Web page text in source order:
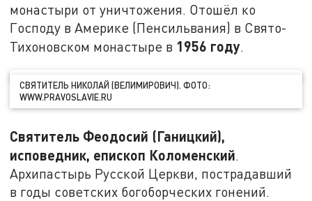
монастыри от уничтожения. Отошёл ко
Господу в Америке (Пенсильвания) в Свято-
Тихоновском монастыре в 1956 году.
СВЯТИТЕЛЬ НИКОЛАЙ (ВЕЛИМИРОВИЧ). ФОТО:
WWW.PRAVOSLAVIE.RU
Святитель Феодосий (Ганицкий),
исповедник, епископ Коломенский.
Архипастырь Русской Церкви, пострадавший
в годы советских богоборческих гонений.